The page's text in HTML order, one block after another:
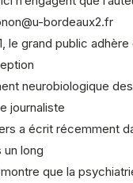
bordeaux2.fr
le grand public
neurobiologique
journaliste
a écrit récemment
un long
que la